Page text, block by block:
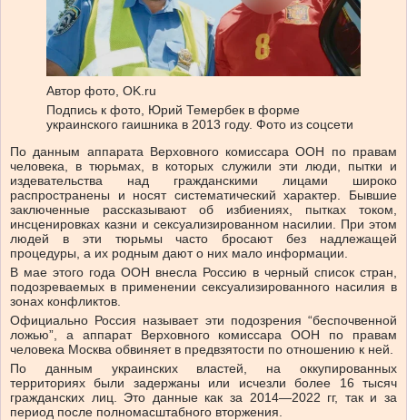
Автор фото, OK.ru
Подпись к фото, Юрий Темербек в форме
украинского гаишника в 2013 году. Фото из соцсети
По данным аппарата Верховного комиссара ООН по правам
человека, в тюрьмах, в которых служили эти люди, пытки и
издевательства над гражданскими лицами широко
распространены и носят систематический характер. Бывшие
заключенные рассказывают об избиениях, пытках током,
инсценировках казни и сексуализированном насилии. При этом
людей в эти тюрьмы часто бросают без надлежащей
процедуры, а их родным дают о них мало информации.
В мае этого года ООН внесла Россию в черный список стран,
подозреваемых в применении сексуализированного насилия в
зонах конфликтов.
Официально Россия называет эти подозрения “беспочвенной
ложью”, а аппарат Верховного комиссара ООН по правам
человека Москва обвиняет в предвзятости по отношению к ней.
По данным украинских властей, на оккупированных
территориях были задержаны или исчезли более 16 тысяч
гражданских лиц. Это данные как за 2014—2022 гг, так и за
период после полномасштабного вторжения.